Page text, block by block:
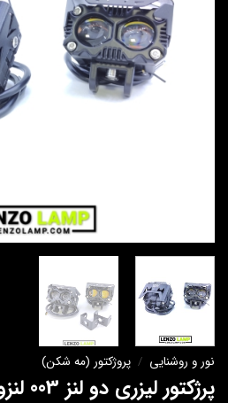
نور و روشنایی / پروژکتور (مه شکن)
پرژکتور لیزری دو لنز 003 لنزو